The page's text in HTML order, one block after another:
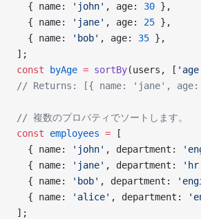
  { name:
'john' , age: 30 },
  { name:
'jane' , age: 25 },
  { name:
'bob' , age: 35 },
];
const byAge = sortBy(users, [
// Returns: [{ name: 'jane',
// 複数のプロパティでソートします。
const employees = [
  { name:
'john' , department:
  { name:
'jane' , department:
  { name:
'bob' , department:
  { name:
'alice' , department:
];